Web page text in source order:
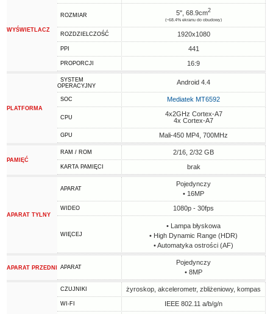
WYŚWIETLACZ
ROZMIAR 5", 68.9cm2
(~68.4% ekranu do obudowy)
ROZDZIELCZOŚĆ 1920x1080
PPI 441
PROPORCJI 16:9
PLATFORMA
SYSTEM
OPERACYJNY
Android 4.4
SOC Mediatek MT6592
CPU
4x2GHz Cortex-A7
4x Cortex-A7
GPU Mali-450 MP4, 700MHz
PAMIĘĆ
RAM / ROM 2/16, 2/32 GB
KARTA PAMIĘCI brak
APARAT TYLNY
APARAT
Pojedynczy
• 16MP
WIDEO 1080p - 30fps
WIĘCEJ
• Lampa błyskowa
• High Dynamic Range (HDR)
• Automatyka ostrości (AF)
APARAT PRZEDNI APARAT
Pojedynczy
• 8MP
CZUJNIKI żyroskop, akcelerometr, zbliżeniowy, kompas
WI-FI IEEE 802.11 a/b/g/n